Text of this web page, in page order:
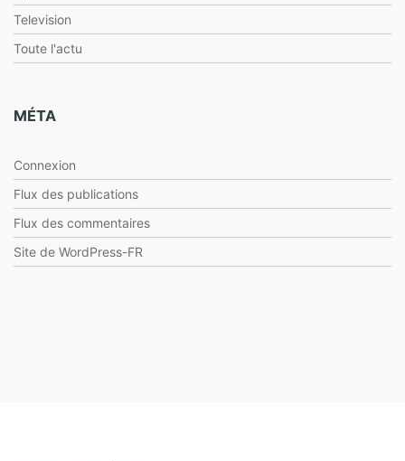
Television
Toute l'actu
MÉTA
Connexion
Flux des publications
Flux des commentaires
Site de WordPress-FR